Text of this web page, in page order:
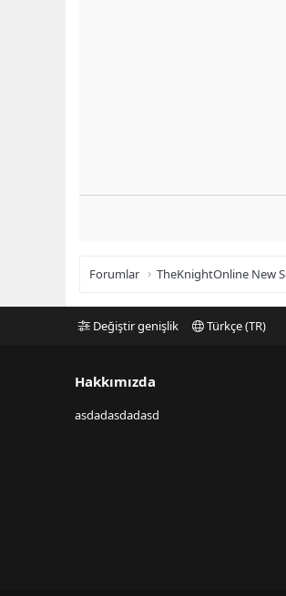
Forumlar TheKnightOnline New
Değiştir genişlik Türkçe (TR)
Hakkımızda
asdadasdadasd